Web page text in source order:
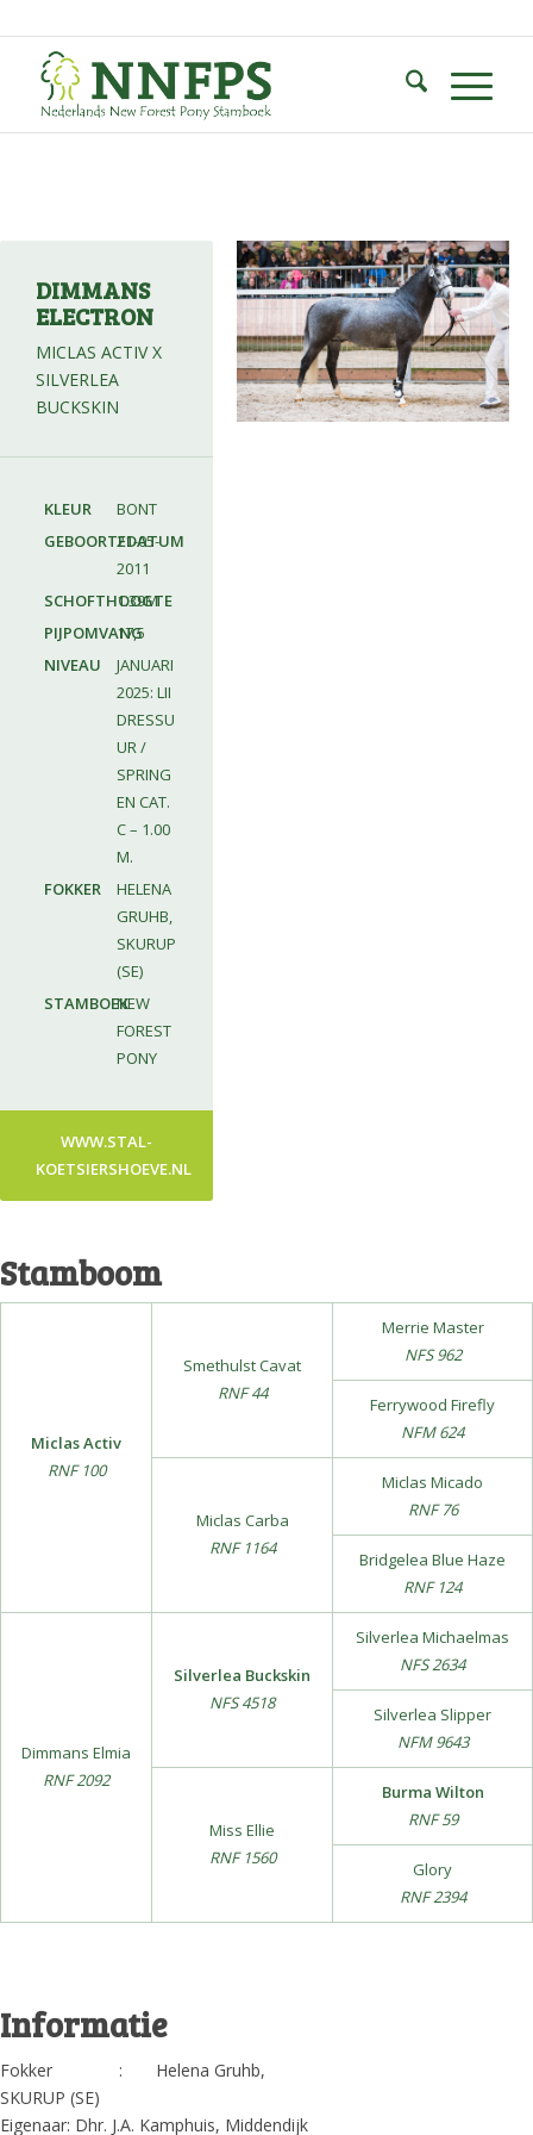
DIMMANS
ELECTRON
MICLAS ACTIV X
SILVERLEA
BUCKSKIN
KLEUR
BONT
GEBOORTEDATUM
21-05-
2011
SCHOFTHOOGTE
1.39M
PIJPOMVANG
17,5
NIVEAU
JANUARI
2025: LII
DRESSU
UR /
SPRING
EN CAT.
C – 1.00
M.
FOKKER
HELENA
GRUHB,
SKURUP
(SE)
STAMBOEKNEW
FOREST
PONY
WWW.STAL-
KOETSIERSHOEVE.NL
Stamboom
Miclas Activ
RNF 100
Smethulst Cavat
RNF 44
Merrie Master
NFS 962
Ferrywood Firefly
NFM 624
Miclas Carba
RNF 1164
Miclas Micado
RNF 76
Bridgelea Blue Haze
RNF 124
Dimmans Elmia
RNF 2092
Silverlea Buckskin
NFS 4518
Silverlea Michaelmas
NFS 2634
Silverlea Slipper
NFM 9643
Miss Ellie
RNF 1560
Burma Wilton
RNF 59
Glory
RNF 2394
Informatie
Fokker : Helena Gruhb,
SKURUP (SE)
Eigenaar: Dhr. J.A. Kamphuis, Middendijk